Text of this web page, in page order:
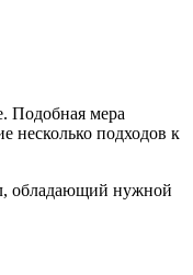
Подобная мера
несколько подходов к
обладающий нужной